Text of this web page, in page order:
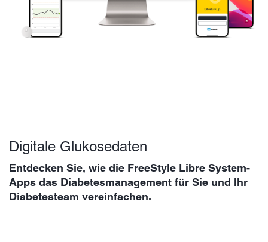
Digitale Glukosedaten
Entdecken Sie, wie die FreeStyle Libre System-
Apps das Diabetesmanagement für Sie und Ihr
Diabetesteam vereinfachen.